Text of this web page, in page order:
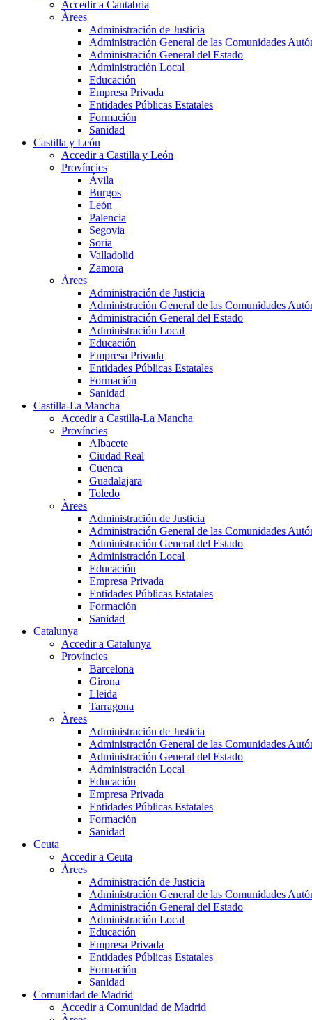
Accedir a Cantabria
Àrees
Administración de Justicia
Administración General de las Comunidades
Administración General del Estado
Administración Local
Educación
Empresa Privada
Entidades Públicas Estatales
Formación
Sanidad
Castilla y León
Accedir a Castilla y León
Províncies
Ávila
Burgos
León
Palencia
Segovia
Soria
Valladolid
Zamora
Àrees
Administración de Justicia
Administración General de las Comunidades
Administración General del Estado
Administración Local
Educación
Empresa Privada
Entidades Públicas Estatales
Formación
Sanidad
Castilla-La Mancha
Accedir a Castilla-La Mancha
Províncies
Albacete
Ciudad Real
Cuenca
Guadalajara
Toledo
Àrees
Administración de Justicia
Administración General de las Comunidades
Administración General del Estado
Administración Local
Educación
Empresa Privada
Entidades Públicas Estatales
Formación
Sanidad
Catalunya
Accedir a Catalunya
Províncies
Barcelona
Girona
Lleida
Tarragona
Àrees
Administración de Justicia
Administración General de las Comunidades
Administración General del Estado
Administración Local
Educación
Empresa Privada
Entidades Públicas Estatales
Formación
Sanidad
Ceuta
Accedir a Ceuta
Àrees
Administración de Justicia
Administración General de las Comunidades
Administración General del Estado
Administración Local
Educación
Empresa Privada
Entidades Públicas Estatales
Formación
Sanidad
Comunidad de Madrid
Accedir a Comunidad de Madrid